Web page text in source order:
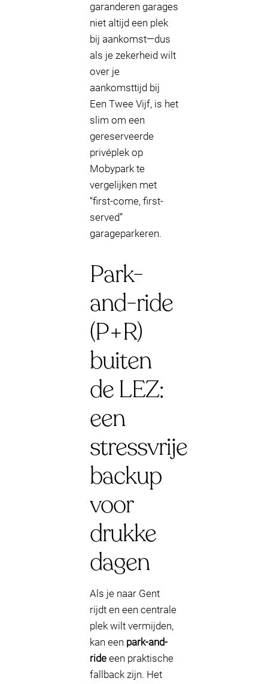
garanderen garages
niet altijd een plek
bij aankomst—dus
als je zekerheid wilt
over je
aankomsttijd bij
Een Twee Vijf, is het
slim om een
gereserveerde
privéplek op
Mobypark te
vergelijken met
“first-come, first-
served”
garageparkeren.
Park-
and-ride
(P+R)
buiten
de LEZ:
een
stressvrije
backup
voor
drukke
dagen
Als je naar Gent
rijdt en een centrale
plek wilt vermijden,
kan een park-and-
ride een praktische
fallback zijn. Het